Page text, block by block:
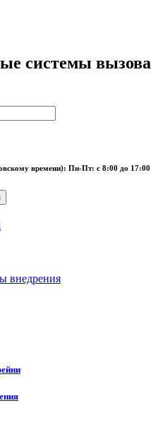
системы вызова
времени): Пн-Пт: с 8:00 до 17:00
внедрения